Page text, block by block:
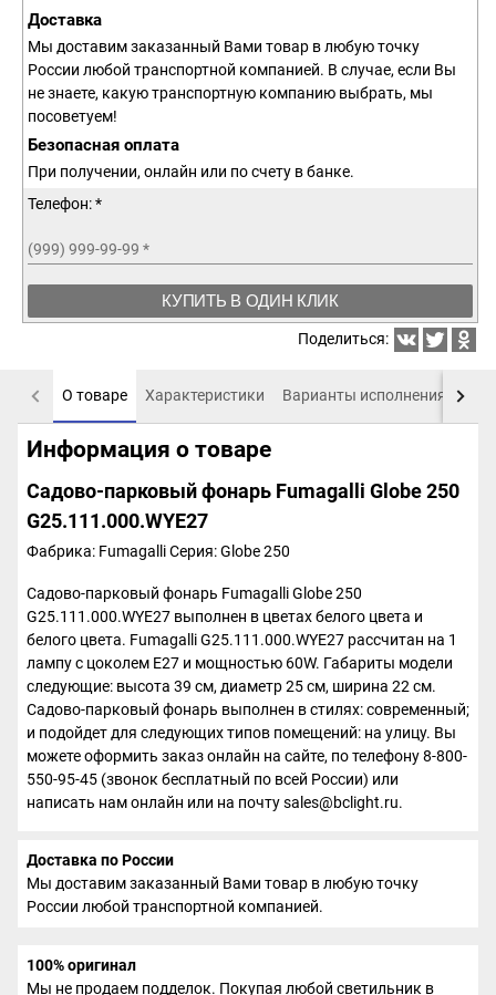
Доставка
Мы доставим заказанный Вами товар в любую точку
России любой транспортной компанией. В случае, если Вы
не знаете, какую транспортную компанию выбрать, мы
посоветуем!
Безопасная оплата
При получении, онлайн или по счету в банке.
Телефон: *
(999) 999-99-99 *
КУПИТЬ В ОДИН КЛИК
Поделиться:
О товаре Характеристики Варианты исполнения
Информация о товаре
Садово-парковый фонарь Fumagalli Globe 250
G25.111.000.WYE27
Фабрика: FumagalliСерия: Globe 250
Садово-парковый фонарь Fumagalli Globe 250
G25.111.000.WYE27 выполнен в цветах белого цвета и
белого цвета. Fumagalli G25.111.000.WYE27 рассчитан на 1
лампу с цоколем E27 и мощностью 60W. Габариты модели
следующие: высота 39 см, диаметр 25 см, ширина 22 см.
Садово-парковый фонарь выполнен в стилях: современный;
и подойдет для следующих типов помещений: на улицу. Вы
можете оформить заказ онлайн на сайте, по телефону 8-800-
550-95-45 (звонок бесплатный по всей России) или
написать нам онлайн или на почту sales@bclight.ru.
Доставка по России
Мы доставим заказанный Вами товар в любую точку
России любой транспортной компанией.
100% оригинал
Мы не продаем подделок. Покупая любой светильник в